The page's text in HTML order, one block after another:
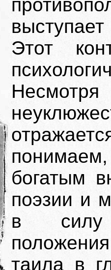
Этот
богатым
поэзии и
в силу
таила в